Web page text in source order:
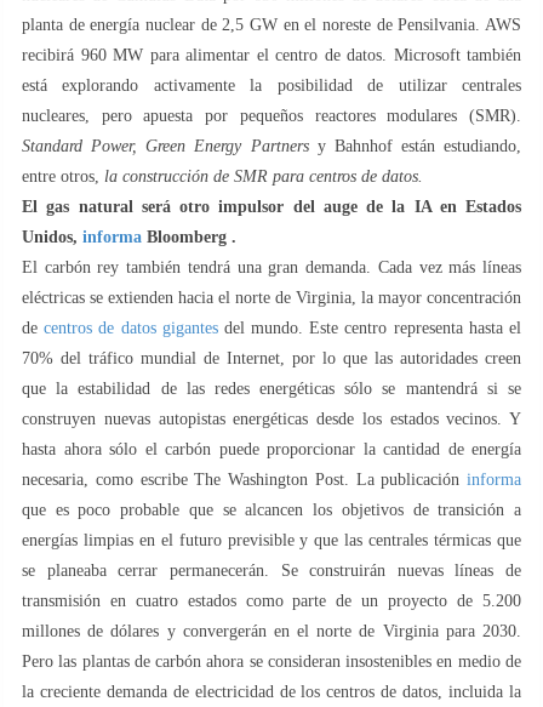
planta de energía nuclear de 2,5 GW en el noreste de Pensilvania. AWS
recibirá 960 MW para alimentar el centro de datos. Microsoft también
está explorando activamente la posibilidad de utilizar centrales
nucleares, pero apuesta por pequeños reactores modulares (SMR).
Standard Power, Green Energy Partnersy Bahnhof están estudiando,
entre otros, la construcción de SMR para centros de datos.
El gas natural será otro impulsor del auge de la IA en Estados
Unidos, informa Bloomberg .
El carbón rey también tendrá una gran demanda. Cada vez más líneas
eléctricas se extienden hacia el norte de Virginia, la mayor concentración
decentros de datos gigantesdel mundo. Este centro representa hasta el
70% del tráfico mundial de Internet, por lo que las autoridades creen
que la estabilidad de las redes energéticas sólo se mantendrá si se
construyen nuevas autopistas energéticas desde los estados vecinos. Y
hasta ahora sólo el carbón puede proporcionar la cantidad de energía
necesaria, como escribe The Washington Post. La publicación informa
que es poco probable que se alcancen los objetivos de transición a
energías limpias en el futuro previsible y que las centrales térmicas que
se planeaba cerrar permanecerán. Se construirán nuevas líneas de
transmisión en cuatro estados como parte de un proyecto de 5.200
millones de dólares y convergerán en el norte de Virginia para 2030.
Pero las plantas de carbón ahora se consideran insostenibles en medio de
la creciente demanda de electricidad de los centros de datos, incluida la